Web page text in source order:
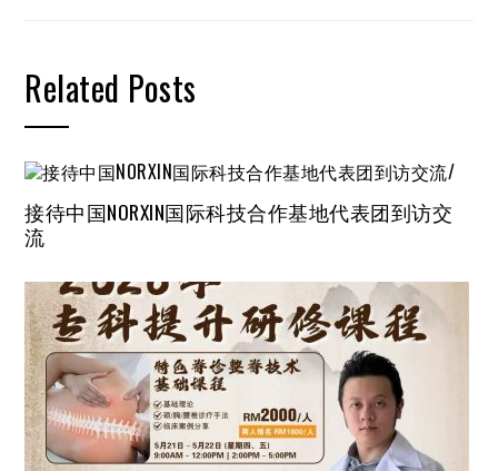
Related Posts
接待中国NORXIN国际科技合作基地代表团到访交
流